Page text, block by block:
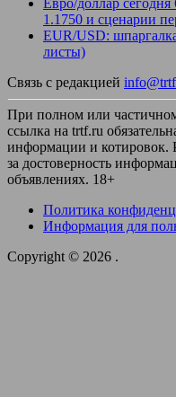
1.1750 и сценарии
EUR/USD:
листы)
Связь с редакцией
При полном или
ссылка на trtf.ru
информации и котировок.
за достоверность
объявлениях. 18+
Политика
Информация для
Copyright © 2026 .